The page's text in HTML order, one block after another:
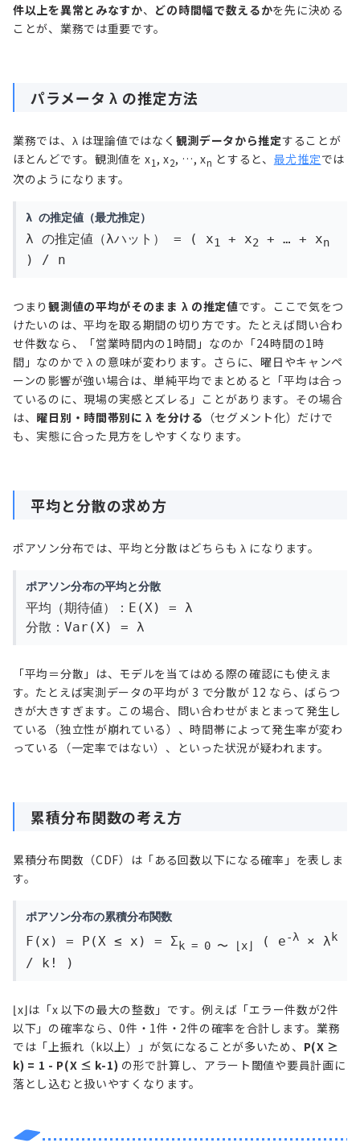
件以上を異常とみなすか、 どの時間幅で数えるかを先に決める
ことが、業務では重要です。
パラメータ λ の推定方法
業務では、λ は理論値ではなく 観測データから推定することが
ほとんどです。観測値を x1 , x2, …, xn とすると、 最尤推定では
次のようになります。
λ の推定値（最尤推定）
λ の推定値（λハット） = ( x1 + x2 + … + xn
) / n
つまり観測値の平均がそのまま λ の推定値です。ここで気をつ
けたいのは、平均を取る期間の切り方です。たとえば問い合わ
せ件数なら、「営業時間内の1時間」なのか「24時間の1時
間」なのかで λ の意味が変わります。さらに、曜日やキャンペ
ーンの影響が強い場合は、単純平均でまとめると「平均は合っ
ているのに、現場の実感とズレる」ことがあります。その場合
は、 曜日別・時間帯別に λ を分ける （セグメント化）だけで
も、実態に合った見方をしやすくなります。
平均と分散の求め方
ポアソン分布では、平均と分散はどちらも λ になります。
ポアソン分布の平均と分散
平均（期待値）：E(X) = λ
分散：Var(X) = λ
「平均＝分散」は、モデルを当てはめる際の確認にも使えま
す。たとえば実測データの平均が 3 で分散が 12 なら、ばらつ
きが大きすぎます。この場合、問い合わせがまとまって発生し
ている（独立性が崩れている）、時間帯によって発生率が変わ
っている（一定率ではない）、といった状況が疑われます。
累積分布関数の考え方
累積分布関数（CDF）は「ある回数以下になる確率」を表しま
す。
ポアソン分布の累積分布関数
F(x) = P(X ≤ x) = Σk = 0 〜 ⌊x⌋ ( e-λ × λ k
/ k! )
⌊x⌋は「x 以下の最大の整数」です。例えば「エラー件数が2件
以下」の確率なら、0件・1件・2件の確率を合計します。業務
では「上振れ（k以上）」が気になることが多いため、 P(X ≥
k) = 1 - P(X ≤ k-1) の形で計算し、アラート閾値や要員計画に
落とし込むと扱いやすくなります。